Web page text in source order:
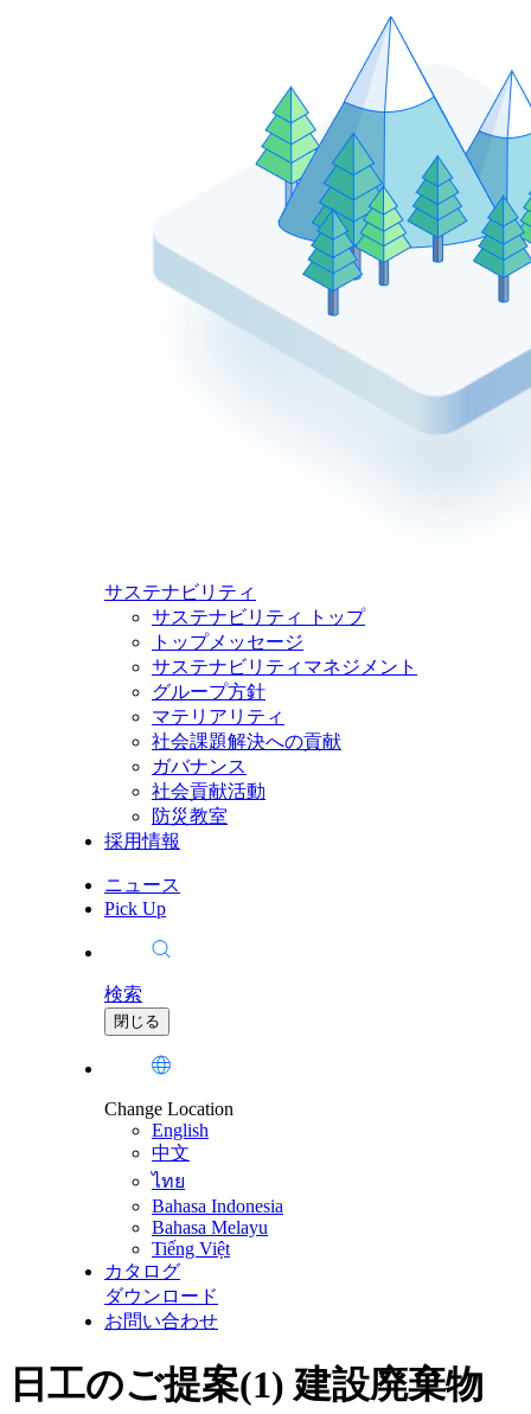
サステナビリティ
サステナビリティ トップ
トップメッセージ
サステナビリティマネジメント
グループ方針
マテリアリティ
社会課題解決への貢献
ガバナンス
社会貢献活動
防災教室
採用情報
ニュース
Pick Up
検索
閉じる
Change Location
English
中文
ไทย
Bahasa Indonesia
Bahasa Melayu
Tiếng Việt
カタログ
ダウンロード
お問い合わせ
日工のご提案(1) 建設廃棄物